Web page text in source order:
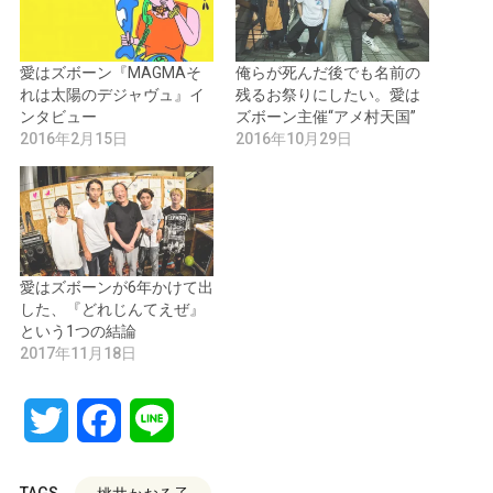
愛はズボーン『MAGMAそ
れは太陽のデジャヴュ』イ
ンタビュー
2016年2月15日
俺らが死んだ後でも名前の
残るお祭りにしたい。愛は
ズボーン主催“アメ村天国”
2016年10月29日
愛はズボーンが6年かけて出
した、『どれじんてえぜ』
という1つの結論
2017年11月18日
Twitter Facebook